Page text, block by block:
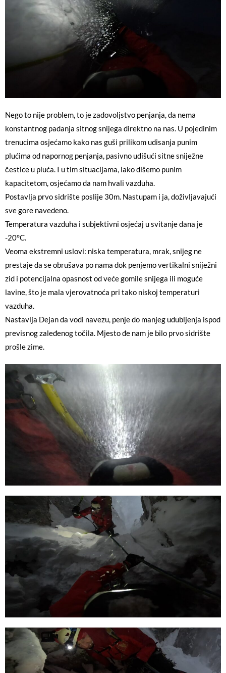
Nego to nije problem, to je zadovoljstvo penjanja, da nema
konstantnog padanja sitnog snijega direktno na nas. U pojedinim
trenucima osjećamo kako nas guši prilikom udisanja punim
plućima od napornog penjanja, pasivno udišući sitne sniježne
čestice u pluća. I u tim situacijama, iako dišemo punim
kapacitetom, osjećamo da nam hvali vazduha.
Postavlja prvo sidrište poslije 30m. Nastupam i ja, doživljavajući
sve gore navedeno.
Temperatura vazduha i subjektivni osjećaj u svitanje dana je
-20°C.
Veoma ekstremni uslovi: niska temperatura, mrak, snijeg ne
prestaje da se obrušava po nama dok penjemo vertikalni sniježni
zid i potencijalna opasnost od veće gomile snijega ili moguće
lavine, što je mala vjerovatnoća pri tako niskoj temperaturi
vazduha.
Nastavlja Dejan da vodi navezu, penje do manjeg udubljenja ispod
previsnog zaleđenog točila. Mjesto đe nam je bilo prvo sidrište
prošle zime.